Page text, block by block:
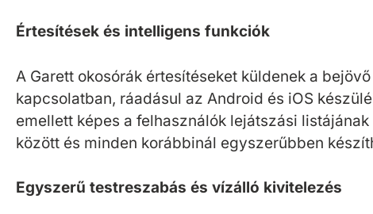
Értesítések és intelligens funkciók
A Garett okosórák értesítéseket küldenek a
kapcsolatban, ráadásul az Android és iOS
emellett képes a felhasználók lejátszási
között és minden korábbinál egyszerűbben
Egyszerű testreszabás és vízálló kivitelezés